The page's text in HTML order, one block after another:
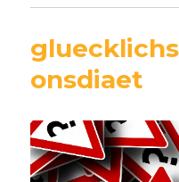
onsdiaet